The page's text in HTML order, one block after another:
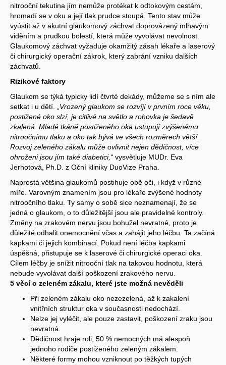
nitrooční tekutina jím nemůže protékat k odtokovým cestám,
hromadí se v oku a její tlak prudce stoupá. Tento stav může
vyústit až v akutní glaukomový záchvat doprovázený mlhavým
viděním a prudkou bolestí, která může vyvolávat nevolnost.
Glaukomový záchvat vyžaduje okamžitý zásah lékaře a laserový
či chirurgický operační zákrok, který zabrání vzniku dalších
záchvatů.
Rizikové faktory
Glaukom se týká typicky lidí čtvrté dekády, můžeme se s ním ale
setkat i u dětí.
„Vrozený glaukom se rozvíjí v prvním roce věku,
postižené oko slzí, je citlivé na světlo a rohovka je šedavě
zkalená. Mladé tkáně postiženého oka ustupují zvýšenému
nitroočnímu tlaku a oko tak bývá ve všech rozměrech větší.
Rozvoj zeleného zákalu může ovlivnit nejen dědičnost, více
ohroženi jsou jím také diabetici,“ vysvětluje MUDr. Eva
Jerhotová, Ph.D. z Oční kliniky DuoVize Praha.
Naprostá většina glaukomů postihuje obě oči, i když v různé
míře. Varovným znamením jsou pro lékaře zvýšené hodnoty
nitroočního tlaku. Ty samy o sobě sice neznamenají, že se
jedná o glaukom, o to důležitější jsou ale pravidelné kontroly.
Změny na zrakovém nervu jsou bohužel nevratné, proto je
důležité odhalit onemocnění včas a zahájit jeho léčbu. Ta začíná
kapkami či jejich kombinací. Pokud není léčba kapkami
úspěšná, přistupuje se k laserové či chirurgické operaci oka.
Cílem léčby je snížit nitrooční tlak na takovou hodnotu, která
nebude vyvolávat další poškození zrakového nervu.
5 věcí o zeleném zákalu, které jste možná nevěděli
Při zeleném zákalu oko nezezelená, až k zakalení
vnitřních struktur oka v současnosti nedochází.
Nelze jej vyléčit, ale pouze zastavit, poškození zraku jsou
nevratná.
Dědičnost hraje roli, 50 % nemocných má alespoň
jednoho rodiče postiženého zeleným zákalem.
Některé formy mohou vzniknout po těžkých tupých